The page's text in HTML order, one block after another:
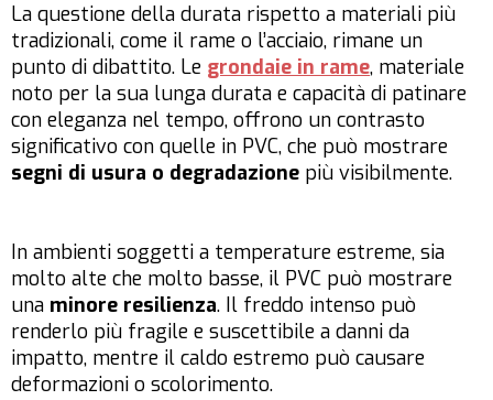
La questione della durata rispetto a materiali più
tradizionali, come il rame o l’acciaio, rimane un
punto di dibattito. Le grondaie in rame, materiale
noto per la sua lunga durata e capacità di patinare
con eleganza nel tempo, offrono un contrasto
significativo con quelle in PVC, che può mostrare
segni di usura o degradazione più visibilmente.
In ambienti soggetti a temperature estreme, sia
molto alte che molto basse, il PVC può mostrare
una minore resilienza. Il freddo intenso può
renderlo più fragile e suscettibile a danni da
impatto, mentre il caldo estremo può causare
deformazioni o scolorimento.